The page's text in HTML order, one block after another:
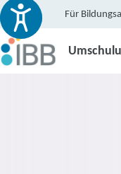
Für